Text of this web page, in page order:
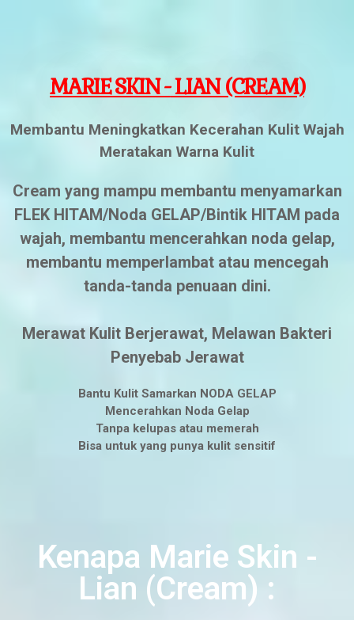
MARIE SKIN -LIAN (CREAM)
Membantu Meningkatkan Kecerahan Kulit Wajah
Meratakan Warna Kulit
Cream yang mampu membantu menyamarkan
FLEK HITAM/Noda GELAP/Bintik HITAM pada
wajah, membantu mencerahkan noda gelap,
membantu memperlambat atau mencegah
tanda-tanda penuaan dini.
Merawat Kulit Berjerawat, Melawan Bakteri
Penyebab Jerawat
Bantu Kulit Samarkan NODA GELAP
Mencerahkan Noda Gelap
Tanpa kelupas atau memerah
Bisa untuk yang punya kulit sensitif
Kenapa Marie Skin -
Lian (Cream) :​